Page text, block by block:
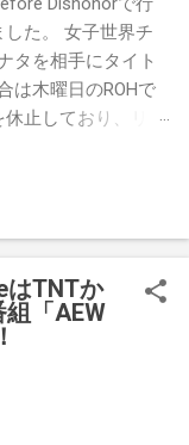
た。 女子世界チ
タを相手にタイト
は木曜日のROHで
止しており、リン
怪我の恐怖に苦し
されています。 ア
ベルベッドを相手
す。 木曜日の放送
とタイムリミット
のチャンスを手に
はTNTか
「AEW